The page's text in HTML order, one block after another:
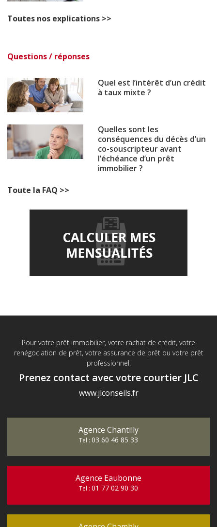
Toutes nos explications >>
Questions / réponses
Quel est l’intérêt d’un crédit
à taux mixte ?
Quelles sont les
conséquences du décès d’un
co-souscripteur avant
l’échéance d’un prêt
immobilier ?
Toute la FAQ >>
Pour votre prêt immobilier, votre rachat de crédit, votre
renégociation de prêt, votre assurance de prêt ou votre prêt
professionnel.
Prenez contact avec votre courtier JLC
www.jlconseils.fr
Agence Chantilly
Tel : 03 60 46 85 33
Agence Eaubonne
Tel : 01 77 02 90 30